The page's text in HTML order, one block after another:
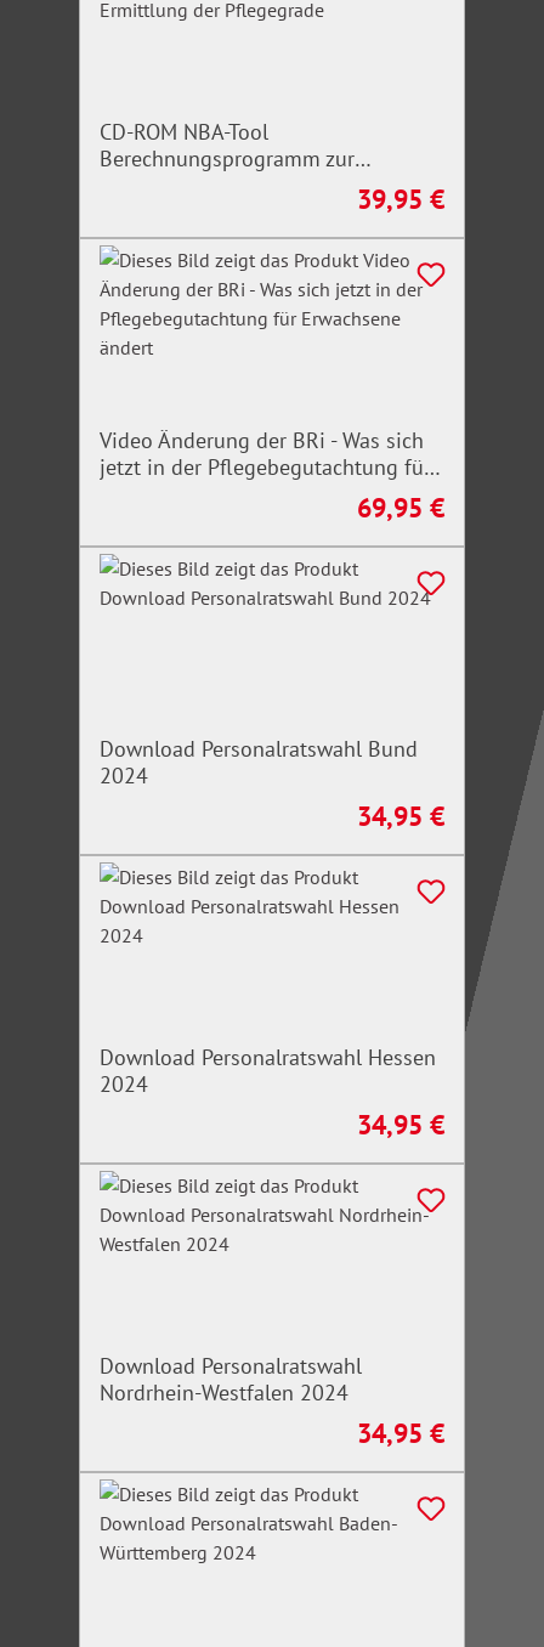
CD-ROM NBA-Tool
Berechnungsprogramm zur
Regulärer Preis:
39,95 €
Video Änderung der BRi - Was sich
jetzt in der Pflegebegutachtung für
Regulärer Preis:
69,95 €
Download Personalratswahl Bund
2024
Regulärer Preis:
34,95 €
Download Personalratswahl Hessen
2024
Regulärer Preis:
34,95 €
Download Personalratswahl
Nordrhein-Westfalen 2024
Regulärer Preis:
34,95 €